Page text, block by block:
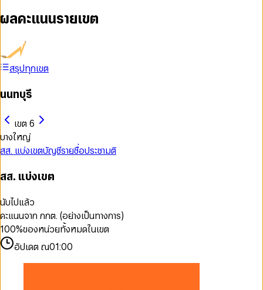
ผลคะแนนรายเขต
สรุปทุกเขต
นนทบุรี
เขต 6
บางใหญ่
สส. แบ่งเขตบัญชีรายชื่อประชามติ
สส. แบ่งเขต
นับไปแล้ว
คะแนนจาก กกต. (อย่างเป็นทางการ)
100%ของหน่วยทั้งหมดในเขต
อัปเดต ณ01:00